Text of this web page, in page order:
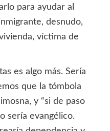
para ayudar al
desnudo,
víctima de
es algo más. Sería
que la tómbola
y “si de paso
sería evangélico.